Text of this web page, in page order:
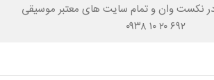
وان و تمام سایت های معتبر موسیقی
۰۹۳۸ ۱۰ ۲۰ ۶۹۲